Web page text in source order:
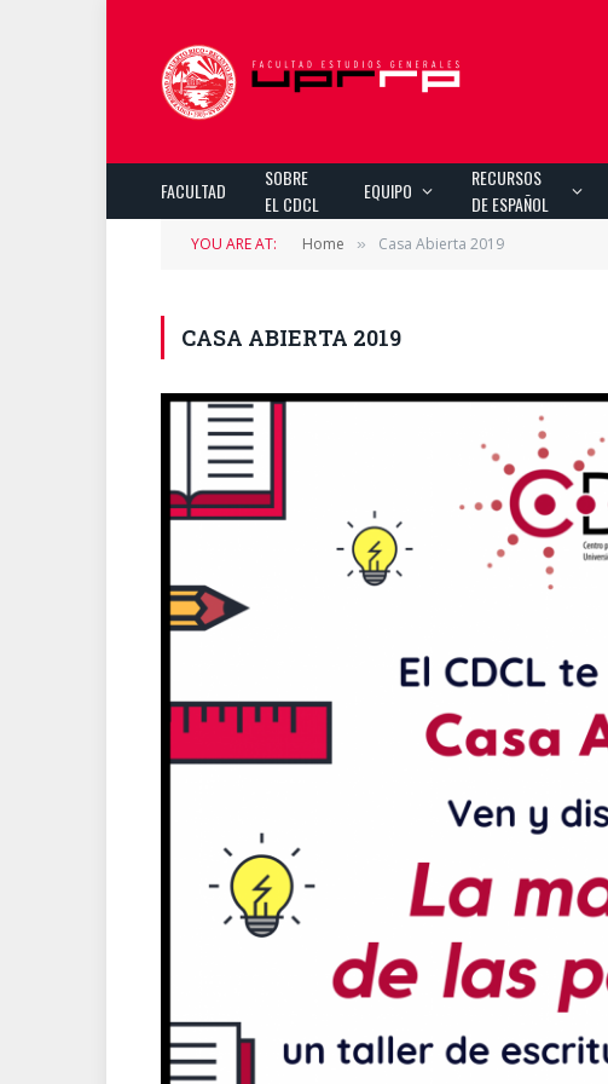
FACULTAD
SOBRE
EL CDCL
EQUIPO
RECURSOS
DE ESPAÑOL
YOU ARE AT: Home » Casa Abierta 2019
CASA ABIERTA 2019